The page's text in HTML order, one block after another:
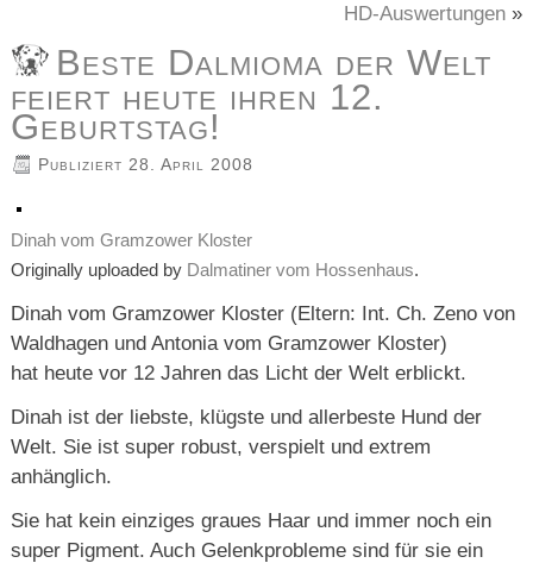
HD-Auswertungen»
Beste Dalmioma der Welt
feiert heute ihren 12.
Geburtstag!
Publiziert 28. April 2008
Dinah vom Gramzower Kloster
Originally uploaded by Dalmatiner vom Hossenhaus.
Dinah vom Gramzower Kloster (Eltern: Int. Ch. Zeno von
Waldhagen und Antonia vom Gramzower Kloster)
hat heute vor 12 Jahren das Licht der Welt erblickt.
Dinah ist der liebste, klügste und allerbeste Hund der
Welt. Sie ist super robust, verspielt und extrem
anhänglich.
Sie hat kein einziges graues Haar und immer noch ein
super Pigment. Auch Gelenkprobleme sind für sie ein